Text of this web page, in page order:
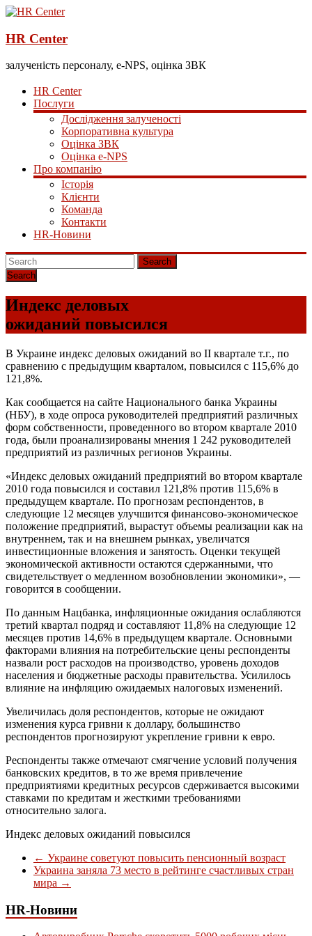
HR Center
залученість персоналу, e-NPS, оцінка ЗВК
HR Center
Послуги
Дослідження залученості
Корпоративна культура
Оцінка ЗВК
Оцінка e-NPS
Про компанію
Історія
Клієнти
Команда
Контакти
HR-Новини
Search
Индекс деловых
ожиданий повысился
В Украине индекс деловых ожиданий во II квартале т.г., по
сравнению с предыдущим кварталом, повысился с 115,6% до
121,8%.
Как сообщается на сайте Национального банка Украины
(НБУ), в ходе опроса руководителей предприятий различных
форм собственности, проведенного во втором квартале 2010
года, были проанализированы мнения 1 242 руководителей
предприятий из различных регионов Украины.
«Индекс деловых ожиданий предприятий во втором квартале
2010 года повысился и составил 121,8% против 115,6% в
предыдущем квартале. По прогнозам респондентов, в
следующие 12 месяцев улучшится финансово-экономическое
положение предприятий, вырастут объемы реализации как на
внутреннем, так и на внешнем рынках, увеличатся
инвестиционные вложения и занятость. Оценки текущей
экономической активности остаются сдержанными, что
свидетельствует о медленном возобновлении экономики», —
говорится в сообщении.
По данным Нацбанка, инфляционные ожидания ослабляются
третий квартал подряд и составляют 11,8% на следующие 12
месяцев против 14,6% в предыдущем квартале. Основными
факторами влияния на потребительские цены респонденты
назвали рост расходов на производство, уровень доходов
населения и бюджетные расходы правительства. Усилилось
влияние на инфляцию ожидаемых налоговых изменений.
Увеличилась доля респондентов, которые не ожидают
изменения курса гривни к доллару, большинство
респондентов прогнозируют укрепление гривни к евро.
Респонденты также отмечают смягчение условий получения
банковских кредитов, в то же время привлечение
предприятиями кредитных ресурсов сдерживается высокими
ставками по кредитам и жесткими требованиями
относительно залога.
Индекс деловых ожиданий повысился
← Украине советуют повысить пенсионный возраст
Украина заняла 73 место в рейтинге счастливых стран
мира →
HR-Новини